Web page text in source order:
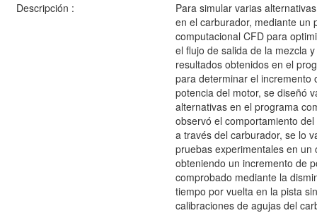
Descripción :
Para simular varias
en el carburador, mediante un
computacional CFD para
el flujo de salida de la mezcla
resultados obtenidos en el
para determinar el incremento
potencia del motor, se diseñó
alternativas en el programa
observó el comportamiento
a través del carburador, se lo
pruebas experimentales en un
obteniendo un incremento de
comprobado mediante la
tiempo por vuelta en la pista
calibraciones de agujas del